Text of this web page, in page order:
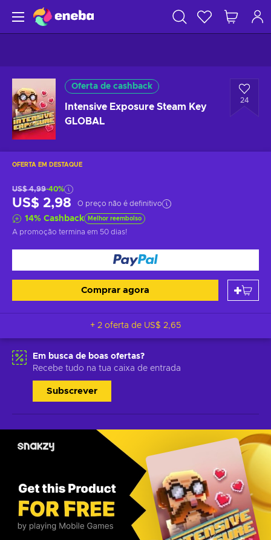
Oferta de cashback
Intensive Exposure Steam Key
GLOBAL
24
OFERTA EM DESTAQUE
US$ 4,99-40%
US$ 2,98 O preço não é definitivo
14% Cashback Melhor reembolso
A promoção termina em 50 dias!
Comprar agora
+ 2 oferta de US$ 2,65
Em busca de boas ofertas?
Recebe tudo na tua caixa de entrada
Subscrever